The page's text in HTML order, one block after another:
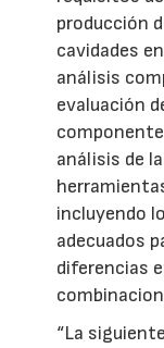
producción
cavidades
análisis
evaluación
análisis de
incluyendo
adecuados
diferencias
“La